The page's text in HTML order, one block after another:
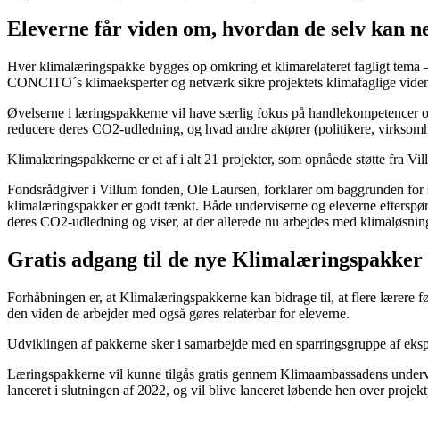
Eleverne får viden om, hvordan de selv kan
Hver klimalæringspakke bygges op omkring et klimarelateret fagligt
CONCITO´s klimaeksperter og netværk sikre projektets klimafaglige
Øvelserne i læringspakkerne vil have særlig fokus på handlekompetencer
reducere deres CO2-udledning, og hvad andre aktører (politikere,
Klimalæringspakkerne er et af i alt 21 projekter, som opnåede støtte fra
Fondsrådgiver i Villum fonden, Ole Laursen, forklarer om baggrunden
klimalæringspakker er godt tænkt. Både underviserne og eleverne
deres CO2-udledning og viser, at der allerede nu arbejdes med
Gratis adgang til de nye Klimalæringspakker
Forhåbningen er, at Klimalæringspakkerne kan bidrage til, at flere lærere
den viden de arbejder med også gøres relaterbar for eleverne.
Udviklingen af pakkerne sker i samarbejde med en sparringsgruppe af
Læringspakkerne vil kunne tilgås gratis gennem Klimaambassadens
lanceret i slutningen af 2022, og vil blive lanceret løbende hen over